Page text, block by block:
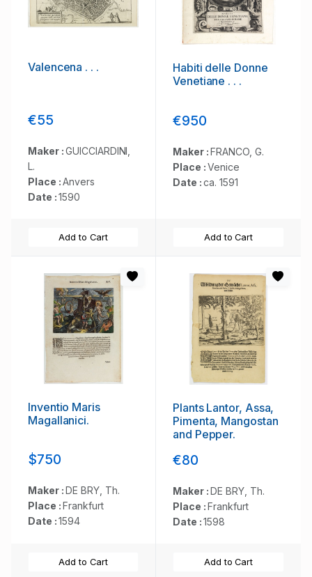
Valencena . . .
€55
Maker :GUICCIARDINI,
L.
Place :Anvers
Date :1590
Add to Cart
Habiti delle Donne
Venetiane . . .
€950
Maker :FRANCO, G.
Place :Venice
Date :ca. 1591
Add to Cart
Inventio Maris
Magallanici.
$750
Maker :DE BRY, Th.
Place :Frankfurt
Date :1594
Add to Cart
Plants Lantor, Assa,
Pimenta, Mangostan
and Pepper.
€80
Maker :DE BRY, Th.
Place :Frankfurt
Date :1598
Add to Cart